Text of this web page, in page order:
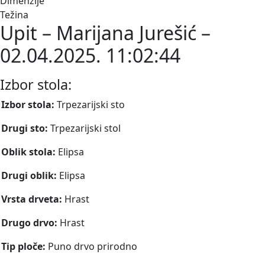
Težina
Upit – Marijana Jurešić –
02.04.2025. 11:02:44
Izbor stola:
Izbor stola: Trpezarijski sto
Drugi sto: Trpezarijski stol
Oblik stola: Elipsa
Drugi oblik: Elipsa
Vrsta drveta: Hrast
Drugo drvo: Hrast
Tip ploče: Puno drvo prirodno